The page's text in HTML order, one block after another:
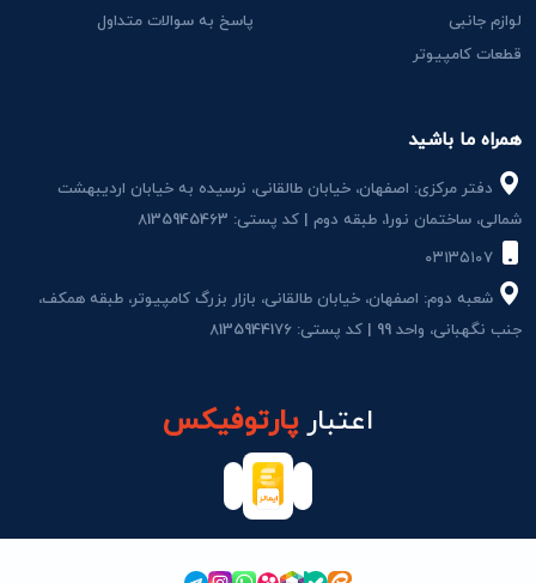
همراه ما باشید
دفتر مرکزی: اصفهان، خیابان طالقانی، نرسیده به خیابان اردیبهشت
شمالی، ساختمان نور1، طبقه دوم | کد پستی: 8135945463
شعبه دوم: اصفهان، خیابان طالقانی، بازار بزرگ کامپیوتر، طبقه همکف،
جنب نگهبانی، واحد 99 | کد پستی: 8135944176
لوازم جانبی
قطعات کامپیوتر
پاسخ به سوالات متداول
اعتبارپارتوفیکس